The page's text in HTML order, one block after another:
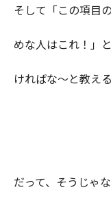
そして「この項目
めな人はこれ！」
ければな〜と教え
だって、そうじゃ